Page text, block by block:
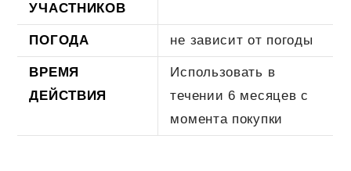
УЧАСТНИКОВ
ПОГОДА не зависит от погоды
ВРЕМЯ
ДЕЙСТВИЯ
Использовать в
течении 6 месяцев с
момента покупки